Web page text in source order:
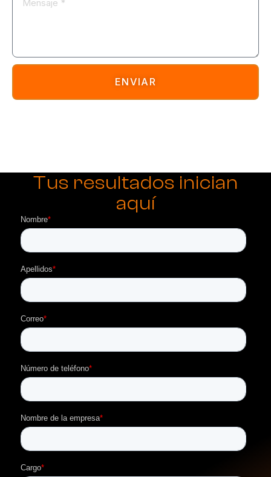
ENVIAR
Tus resultados inician
aquí